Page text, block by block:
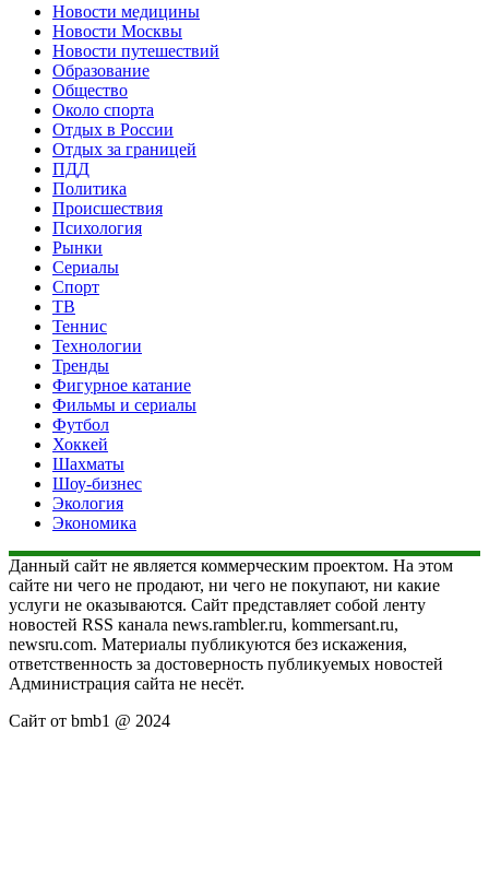
Новости медицины
Новости Москвы
Новости путешествий
Образование
Общество
Около спорта
Отдых в России
Отдых за границей
ПДД
Политика
Происшествия
Психология
Рынки
Сериалы
Спорт
ТВ
Теннис
Технологии
Тренды
Фигурное катание
Фильмы и сериалы
Футбол
Хоккей
Шахматы
Шоу-бизнес
Экология
Экономика
Данный сайт не является коммерческим проектом. На этом
сайте ни чего не продают, ни чего не покупают, ни какие
услуги не оказываются. Сайт представляет собой ленту
новостей RSS канала news.rambler.ru, kommersant.ru,
newsru.com. Материалы публикуются без искажения,
ответственность за достоверность публикуемых новостей
Администрация сайта не несёт.
Сайт от bmb1 @ 2024